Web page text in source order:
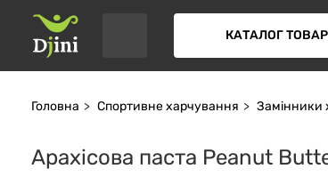
КАТАЛОГ
Головна Спортивне харчування Замінники
Арахісова паста Peanut